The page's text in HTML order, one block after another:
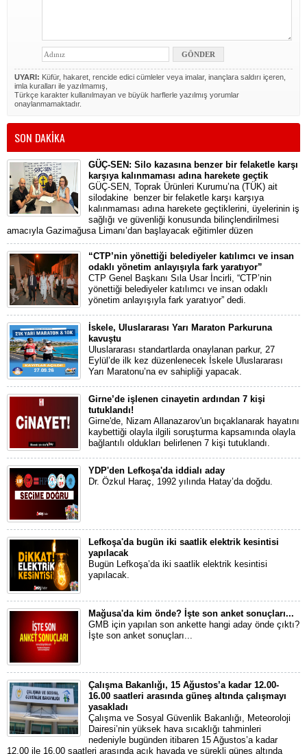
UYARI: Küfür, hakaret, rencide edici cümleler veya imalar, inançlara saldırı içeren,
imla kuralları ile yazılmamış,
Türkçe karakter kullanılmayan ve büyük harflerle yazılmış yorumlar
onaylanmamaktadır.
SON DAKİKA
GÜÇ-SEN: Silo kazasına benzer bir felaketle karşı
karşıya kalınmaması adına harekete geçtik
GÜÇ-SEN, Toprak Ürünleri Kurumu’na (TÜK) ait
silodakine benzer bir felaketle karşı karşıya
kalınmaması adına harekete geçtiklerini, üyelerinin iş
sağlığı ve güvenliği konusunda bilinçlendirilmesi
amacıyla Gazimağusa Limanı’dan başlayacak eğitimler düzen
“CTP’nin yönettiği belediyeler katılımcı ve insan
odaklı yönetim anlayışıyla fark yaratıyor”
CTP Genel Başkanı Sıla Usar İncirli, “CTP’nin
yönettiği belediyeler katılımcı ve insan odaklı
yönetim anlayışıyla fark yaratıyor” dedi.
İskele, Uluslararası Yarı Maraton Parkuruna
kavuştu
Uluslararası standartlarda onaylanan parkur, 27
Eylül’de ilk kez düzenlenecek İskele Uluslararası
Yarı Maratonu’na ev sahipliği yapacak.
Girne’de işlenen cinayetin ardından 7 kişi
tutuklandı!
Girne'de, Nizam Allanazarov'un bıçaklanarak hayatını
kaybettiği olayla ilgili soruşturma kapsamında olayla
bağlantılı oldukları belirlenen 7 kişi tutuklandı.
YDP'den Lefkoşa'da iddialı aday
Dr. Özkul Haraç, 1992 yılında Hatay’da doğdu.
Lefkoşa'da bugün iki saatlik elektrik kesintisi
yapılacak
Bugün Lefkoşa’da iki saatlik elektrik kesintisi
yapılacak.
Mağusa'da kim önde? İşte son anket sonuçları...
GMB için yapılan son ankette hangi aday önde çıktı?
İşte son anket sonuçları...
Çalışma Bakanlığı, 15 Ağustos’a kadar 12.00-
16.00 saatleri arasında güneş altında çalışmayı
yasakladı
Çalışma ve Sosyal Güvenlik Bakanlığı, Meteoroloji
Dairesi’nin yüksek hava sıcaklığı tahminleri
nedeniyle bugünden itibaren 15 Ağustos’a kadar
12.00 ile 16.00 saatleri arasında açık havada ve sürekli güneş altında